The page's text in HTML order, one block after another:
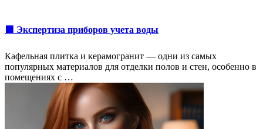
🟩 Экспертиза приборов учета воды
Кафельная плитка и керамогранит — одни из самых
популярных материалов для отделки полов и стен, особенно в
помещениях с …